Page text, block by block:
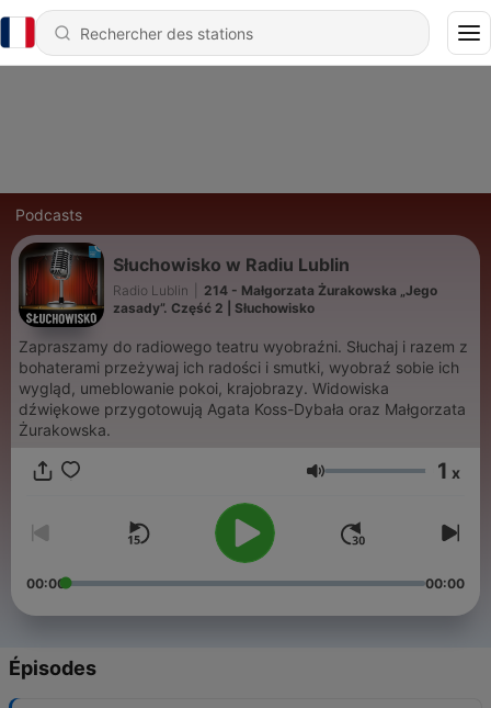
Podcasts
Słuchowisko w Radiu Lublin
Radio Lublin
214 - Małgorzata Żurakowska „Jego
zasady”. Część 2 | Słuchowisko
Zapraszamy do radiowego teatru wyobraźni. Słuchaj i razem z
bohaterami przeżywaj ich radości i smutki, wyobraź sobie ich
wygląd, umeblowanie pokoi, krajobrazy. Widowiska
dźwiękowe przygotowują Agata Koss-Dybała oraz Małgorzata
Żurakowska.
Volume 1 x
00:00 00:00
Épisodes